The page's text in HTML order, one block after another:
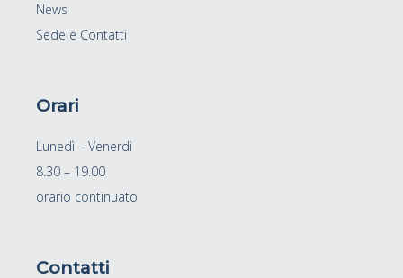
News
Sede e Contatti
Orari
Lunedì – Venerdì
8.30 – 19.00
orario continuato
Contatti